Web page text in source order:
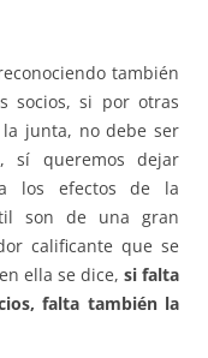
también
socios, si por otras
junta, no debe ser
sí queremos dejar
los efectos de la
son de una gran
calificante que se
ella se dice, si falta
falta también la